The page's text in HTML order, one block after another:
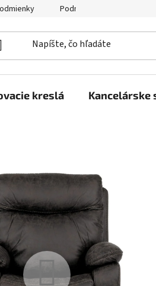
Podmienky ochrany
kreslá Kancelárske